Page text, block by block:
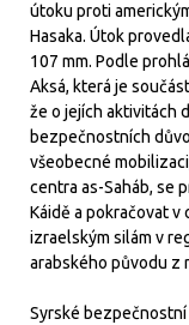
útoku proti
Hasaka. Útok
107 mm. Podle
Aksá, která je
že o jejích aktivitách
bezpečnostních
všeobecné
centra as-Saháb, se
Káidě a pokračovat v
izraelským silám v
arabského původu z
Syrské